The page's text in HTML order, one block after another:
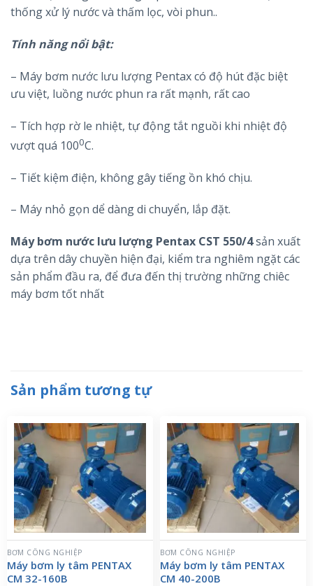
thống xử lý nước và thấm lọc, vòi phun..
Tính năng nổi bật:
– Máy bơm nước lưu lượng Pentax có độ hút đặc biệt
ưu việt, luồng nước phun ra rất mạnh, rất cao
– Tích hợp rờ le nhiệt, tự động tắt nguồi khi nhiệt độ
vượt quá 1000C.
– Tiết kiệm điện, không gây tiếng ồn khó chịu.
– Máy nhỏ gọn dể dàng di chuyển, lắp đặt.
Máy bơm nước lưu lượng Pentax CST 550/4sản xuất
dựa trên dây chuyền hiện đại, kiểm tra nghiêm ngặt các
sản phẩm đầu ra, để đưa đến thị trường những chiêc
máy bơm tốt nhất
Sản phẩm tương tự
BƠM CÔNG NGHIỆP
Máy bơm ly tâm PENTAX
CM 32-160B
BƠM CÔNG NGHIỆP
Máy bơm ly tâm PENTAX
CM 40-200B